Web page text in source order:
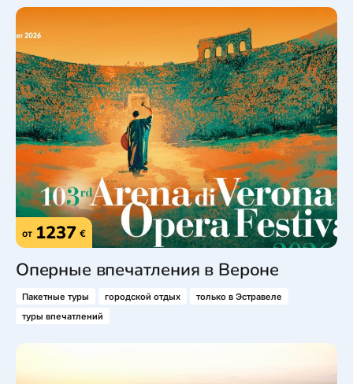
от 1237 €
Оперные впечатления в Вероне
Пакетные туры городской отдых
только в Эстравеле
туры впечатлений